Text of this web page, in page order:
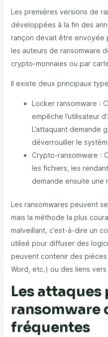
Les premières versions de
développées à la fin des
rançon devait être envoyée
les auteurs de ransomware
crypto-monnaies ou par
Il existe deux principaux
Locker ransomware :
empêche l’utilisateur
L’attaquant demande
déverrouiller le
Crypto-ransomware :
les fichiers, les
demande ensuite une
Les ransomwares peuvent
mais la méthode la plus
malveillant, c’est-à-dire un
utilisé pour diffuser des
peuvent contenir des
Word, etc.) ou des liens
Les attaques
ransomware
fréquentes